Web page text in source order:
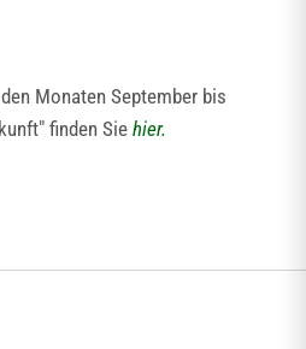
Monaten September bis
finden Sie hier.